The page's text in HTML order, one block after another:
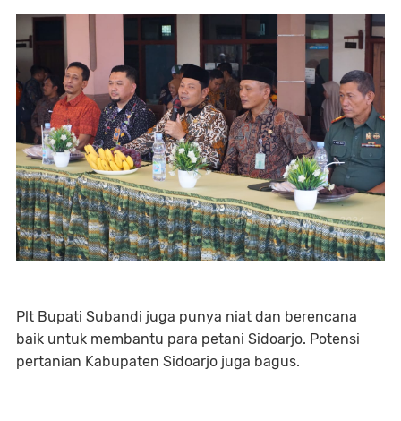
Plt Bupati Subandi juga punya niat dan berencana
baik untuk membantu para petani Sidoarjo. Potensi
pertanian Kabupaten Sidoarjo juga bagus.